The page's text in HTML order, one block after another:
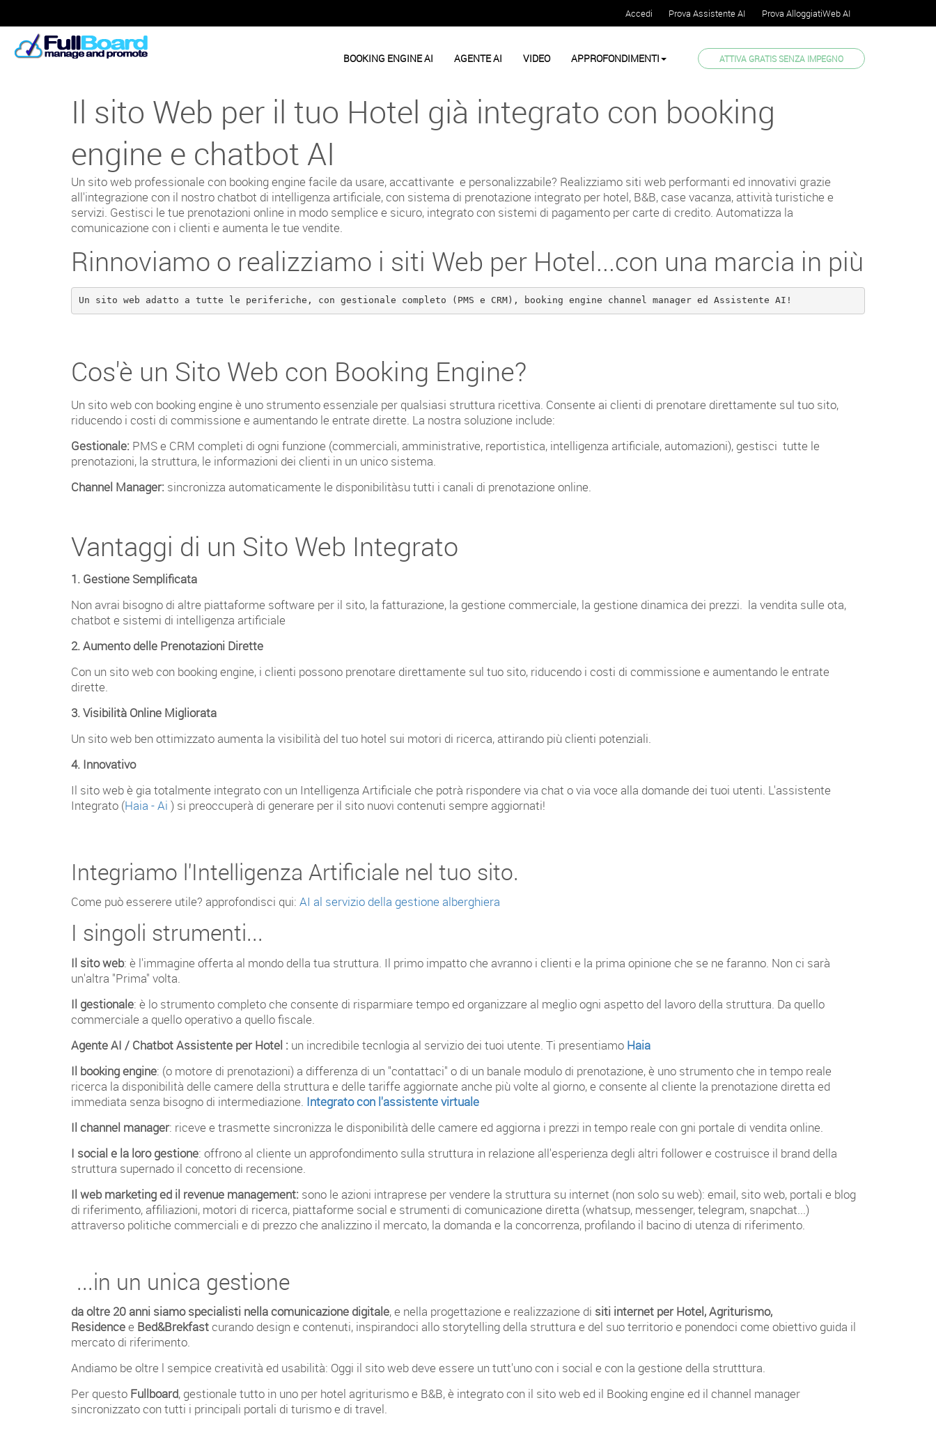
Accedi Prova Assistente AI Prova AlloggiatiWeb AI
BOOKING ENGINE AI AGENTE AI VIDEO APPROFONDIMENTI ATTIVA GRATIS SENZA IMPEGNO
Il sito Web per il tuo Hotel già integrato con booking
engine e chatbot AI
Un sito web professionale con booking engine facile da usare, accattivante e personalizzabile? Realizziamo siti web performanti ed innovativi grazie
all'integrazione con il nostro chatbot di intelligenza artificiale, con sistema di prenotazione integrato per hotel, B&B, case vacanza, attività turistiche e
servizi. Gestisci le tue prenotazioni online in modo semplice e sicuro, integrato con sistemi di pagamento per carte di credito. Automatizza la
comunicazione con i clienti e aumenta le tue vendite.
Rinnoviamo o realizziamo i siti Web per Hotel...con una marcia in più
Un sito web adatto a tutte le periferiche, con gestionale completo (PMS e CRM), booking engine channel manager ed Assistente AI!
Cos'è un Sito Web con Booking Engine?
Un sito web con booking engine è uno strumento essenziale per qualsiasi struttura ricettiva. Consente ai clienti di prenotare direttamente sul tuo sito,
riducendo i costi di commissione e aumentando le entrate dirette. La nostra soluzione include:
Gestionale: PMS e CRM completi di ogni funzione (commerciali, amministrative, reportistica, intelligenza artificiale, automazioni), gestisci tutte le
prenotazioni, la struttura, le informazioni dei clienti in un unico sistema.
Channel Manager: sincronizza automaticamente le disponibilitàsu tutti i canali di prenotazione online.
Vantaggi di un Sito Web Integrato
1. Gestione Semplificata
Non avrai bisogno di altre piattaforme software per il sito, la fatturazione, la gestione commerciale, la gestione dinamica dei prezzi. la vendita sulle ota,
chatbot e sistemi di intelligenza artificiale
2. Aumento delle Prenotazioni Dirette
Con un sito web con booking engine, i clienti possono prenotare direttamente sul tuo sito, riducendo i costi di commissione e aumentando le entrate
dirette.
3. Visibilità Online Migliorata
Un sito web ben ottimizzato aumenta la visibilità del tuo hotel sui motori di ricerca, attirando più clienti potenziali.
4. Innovativo
Il sito web è gia totalmente integrato con un Intelligenza Artificiale che potrà rispondere via chat o via voce alla domande dei tuoi utenti. L'assistente
Integrato (Haia - Ai ) si preoccuperà di generare per il sito nuovi contenuti sempre aggiornati!
Integriamo l'Intelligenza Artificiale nel tuo sito.
Come può esserere utile? approfondisci qui: AI al servizio della gestione alberghiera
I singoli strumenti...
Il sito web: è l'immagine offerta al mondo della tua struttura. Il primo impatto che avranno i clienti e la prima opinione che se ne faranno. Non ci sarà
un'altra "Prima" volta.
Il gestionale: è lo strumento completo che consente di risparmiare tempo ed organizzare al meglio ogni aspetto del lavoro della struttura. Da quello
commerciale a quello operativo a quello fiscale.
Agente AI / Chatbot Assistente per Hotel : un incredibile tecnlogia al servizio dei tuoi utente. Ti presentiamo Haia
Il booking engine: (o motore di prenotazioni) a differenza di un "contattaci" o di un banale modulo di prenotazione, è uno strumento che in tempo reale
ricerca la disponibilità delle camere della struttura e delle tariffe aggiornate anche più volte al giorno, e consente al cliente la prenotazione diretta ed
immediata senza bisogno di intermediazione. Integrato con l'assistente virtuale
Il channel manager: riceve e trasmette sincronizza le disponibilità delle camere ed aggiorna i prezzi in tempo reale con gni portale di vendita online.
I social e la loro gestione: offrono al cliente un approfondimento sulla struttura in relazione all'esperienza degli altri follower e costruisce il brand della
struttura supernado il concetto di recensione.
Il web marketing ed il revenue management: sono le azioni intraprese per vendere la struttura su internet (non solo su web): email, sito web, portali e blog
di riferimento, affiliazioni, motori di ricerca, piattaforme social e strumenti di comunicazione diretta (whatsup, messenger, telegram, snapchat...)
attraverso politiche commerciali e di prezzo che analizzino il mercato, la domanda e la concorrenza, profilando il bacino di utenza di riferimento.
...in un unica gestione
da oltre 20 anni siamo specialisti nella comunicazione digitale, e nella progettazione e realizzazione di siti internet per Hotel, Agriturismo,
Residencee Bed&Brekfastcurando design e contenuti, inspirandoci allo storytelling della struttura e del suo territorio e ponendoci come obiettivo guida il
mercato di riferimento.
Andiamo be oltre l sempice creatività ed usabilità: Oggi il sito web deve essere un tutt'uno con i social e con la gestione della strutttura.
Per questo Fullboard, gestionale tutto in uno per hotel agriturismo e B&B, è integrato con il sito web ed il Booking engine ed il channel manager
sincronizzato con tutti i principali portali di turismo e di travel.